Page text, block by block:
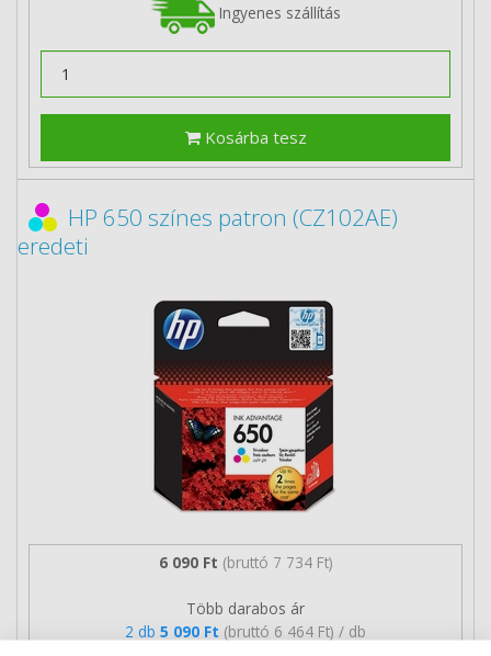
Ingyenes szállítás
Kosárba tesz
HP 650 színes patron (CZ102AE)
eredeti
6 090 Ft (bruttó 7 734 Ft)
Több darabos ár
2 db 5 090 Ft (bruttó 6 464 Ft) / db